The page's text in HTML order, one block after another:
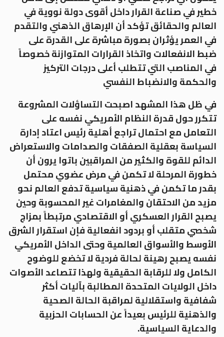
خطير في صناعة القرار داخل أقوى دولة نووية في
العالم والحقائق تؤكد أن الإرهاق الذهني والتقدم
في العمر يؤثران بصورة مباشرة على القدرة على
ضبط الانفعالات واتخاذ القرارات المتوازنة خصوصاً
في المناصب التي تتطلب أعلى درجات التركيز
والحكمة والانضباط النفسي
في ظل هذا المشهد اصبحت التساؤلات المشروعة
تتكرر حول قدرة النظام الأمريكي نفسه على
التعامل مع احتمال تراجع أهلية رئيس اعتاد إدارة
السياسة بعقلية الصفقات والصدامات والاستعراض
الدائم للقوة والكثير من المراقبين باتوا يرون أن
خطورة المرحلة لا تكمن في مرض عضوي محتمل
بقدر ما تكمن في ذهنية سياسية تدفع العالم نحو
مزيد من الاحتقان والمغامرات غير المحسوبة وحين
يصبح القرار العسكري أو الاقتصادي مرتبطاً بمزاج
شخصي متقلب أو بردود انفعالية فإن استقرار الشرق
الأوسط والأسواق العالمية وحتى الداخل الأمريكي
نفسه يصبح رهينة لحالة فردية لا تخضع للوضوح
الكامل ولا للرقابة الحقيقية ولهذا تتصاعد الأصوات
داخل الولايات المتحدة المطالبة بآليات أكثر
شفافية واستقلالية لمراقبة الحالة الصحية
والذهنية للرئيس بعيداً عن الحسابات الحزبية
والدعاية السياسية.